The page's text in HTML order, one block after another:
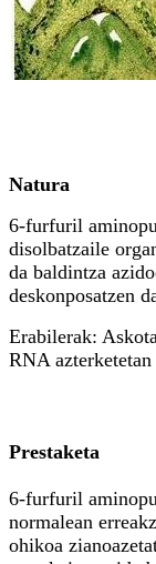
Natura
6-furfuril
disolbatzaile
da baldintza
deskonposatzen
Erabilerak:
RNA
Prestaketa
6-furfuril
normalean
ohikoa